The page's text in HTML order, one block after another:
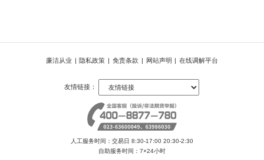
廉洁从业 | 隐私政策 | 免责条款 | 网站声明 | 在线调解平台
友情链接：
人工服务时间：交易日 8:30-17:00 20:30-2:30
自助服务时间：7×24小时